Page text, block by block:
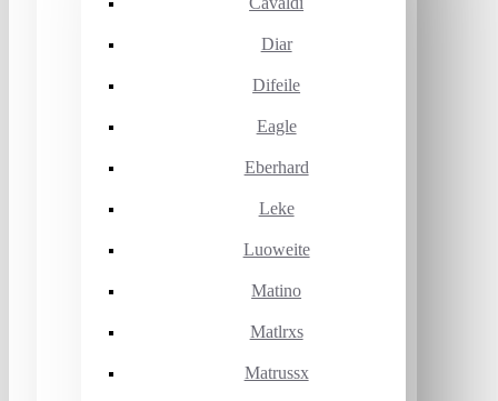
Diar
Difeile
Eagle
Eberhard
Leke
Luoweite
Matino
Matlrxs
Matrussx